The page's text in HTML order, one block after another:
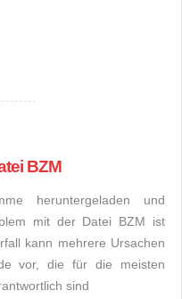
BZM
heruntergeladen und
mit der Datei BZM ist
kann mehrere Ursachen
vor, die für die meisten
sind